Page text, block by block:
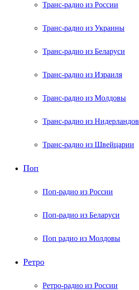
Транс-радио из России
Транс-радио из Украины
Транс-радио из Беларуси
Транс-радио из Израиля
Транс-радио из Молдовы
Транс-радио из Нидерландов
Транс-радио из Швейцарии
Поп
Поп-радио из России
Поп-радио из Беларуси
Поп радио из Молдовы
Ретро
Ретро-радио из России